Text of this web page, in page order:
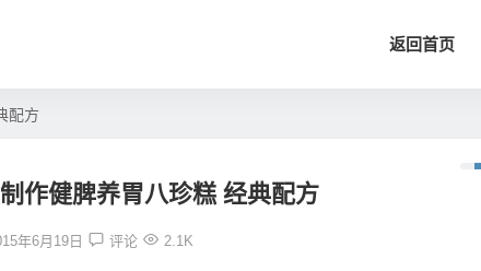
返回首页
配方
作健脾养胃八珍糕 经典配方
年6月19日 评论 2.1K